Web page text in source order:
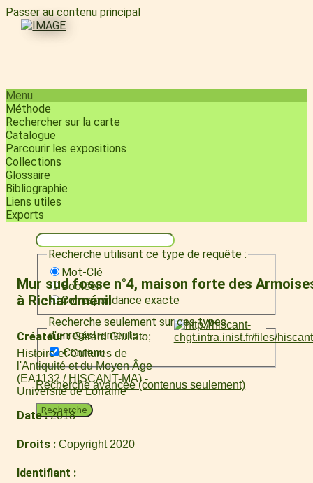
Passer au contenu principal
Menu
Méthode
Rechercher sur la carte
Catalogue
Parcourir les expositions
Collections
Glossaire
Bibliographie
Liens utiles
Exports
Recherche utilisant ce type de requête :
Mot-Clé
Booléen
Correspondance exacte
Recherche seulement sur ces types
d'enregistrements :
Contenu
Recherche avancée (contenus seulement)
Recherche
Mur sud fosse n°4, maison forte des
à Richardménil
Créateur
Gérard Giuliato
Histoire et Cultures de
l'Antiquité et du Moyen Âge
(EA1132 / HISCANT-MA) -
Université de Lorraine
Date 2018
Droits Copyright 2020
Identifiant